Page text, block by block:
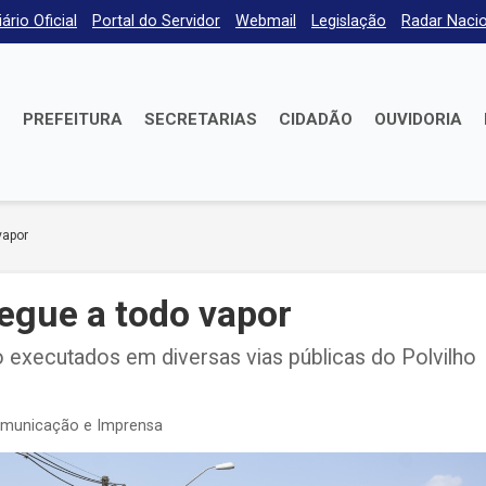
Oficial Portal do Servidor Webmail Legislação Radar
PREFEITURA SECRETARIAS CIDADÃO OUVIDORIA
a todo vapor
em diversas vias públicas do Polvilho
e Imprensa